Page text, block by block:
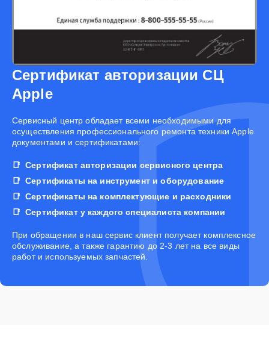
Сертификат авторизации СЦ
Apple
Cервисный центр обладает всеми необходимыми для
осуществления профессионального ремонта техники Apple
документами и сертификатами:
Сертификат авторизации сервисного центра
Сертификаты на инструмент и оборудование
Сертификаты на комплектующие и расходники
Сертификат у каждого специалиста компании
При обращении в наш сервис клиент получает комплексное
обслуживание, а также гарантию до 2-3 лет на все виды
работ и используемых запчастей.